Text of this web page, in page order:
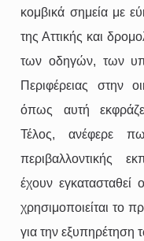
κομβικά σημεία με
της Αττικής και
των οδηγών, των
Περιφέρειας στην
όπως αυτή
Τέλος, ανέφερε
περιβαλλοντικής
έχουν εγκατασταθεί
χρησιμοποιείται το
για την